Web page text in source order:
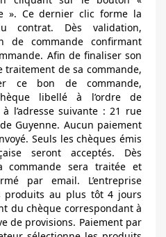
». Ce dernier clic forme la
contrat. Dès validation,
de commande confirmant
Afin de finaliser son
traitement de sa commande,
ce bon de commande,
libellé à l’ordre de
à l’adresse suivante :21 rue
Guyenne. Aucun paiement
Seuls les chèques émis
seront acceptés. Dès
commande sera traitée et
par email. L’entreprise
produits au plus tôt 4 jours
du chèque correspondant à
de provisions. Paiement par